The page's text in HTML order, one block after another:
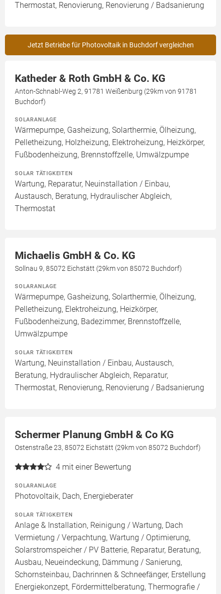
Thermostat, Renovierung, Renovierung / Badsanierung
Jetzt Betriebe für Photovoltaik in Buchdorf vergleichen
Katheder & Roth GmbH & Co. KG
Anton-Schnabl-Weg 2, 91781 Weißenburg (29km von 91781
Buchdorf)
SOLARANLAGE
Wärmepumpe, Gasheizung, Solarthermie, Ölheizung,
Pelletheizung, Holzheizung, Elektroheizung, Heizkörper,
Fußbodenheizung, Brennstoffzelle, Umwälzpumpe
SOLAR TÄTIGKEITEN
Wartung, Reparatur, Neuinstallation / Einbau,
Austausch, Beratung, Hydraulischer Abgleich,
Thermostat
Michaelis GmbH & Co. KG
Sollnau 9, 85072 Eichstätt (29km von 85072 Buchdorf)
SOLARANLAGE
Wärmepumpe, Gasheizung, Solarthermie, Ölheizung,
Pelletheizung, Elektroheizung, Heizkörper,
Fußbodenheizung, Badezimmer, Brennstoffzelle,
Umwälzpumpe
SOLAR TÄTIGKEITEN
Wartung, Neuinstallation / Einbau, Austausch,
Beratung, Hydraulischer Abgleich, Reparatur,
Thermostat, Renovierung, Renovierung / Badsanierung
Schermer Planung GmbH & Co KG
Ostenstraße 23, 85072 Eichstätt (29km von 85072 Buchdorf)
4 mit einer Bewertung
SOLARANLAGE
Photovoltaik, Dach, Energieberater
SOLAR TÄTIGKEITEN
Anlage & Installation, Reinigung / Wartung, Dach
Vermietung / Verpachtung, Wartung / Optimierung,
Solarstromspeicher / PV Batterie, Reparatur, Beratung,
Ausbau, Neueindeckung, Dämmung / Sanierung,
Schornsteinbau, Dachrinnen & Schneefänger, Erstellung
Energiekonzept, Fördermittelberatung, Thermografie /